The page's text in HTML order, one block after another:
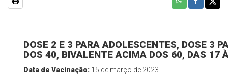
DOSE 2 E 3 PARA ADOLESCENTES, DOSE 3
DOS 40, BIVALENTE ACIMA DOS 60, DAS 17
Data de Vacinação: 15 de março de 2023